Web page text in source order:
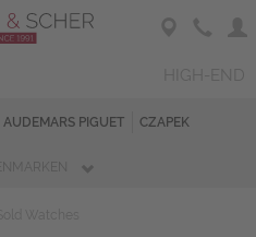
AUDEMARS PIGUET CZAPEK